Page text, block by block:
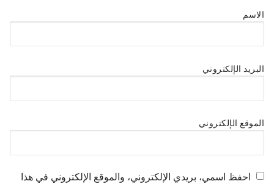
الاسم
البريد الإلكتروني
الموقع الإلكتروني
احفظ اسمي، بريدي الإلكتروني، والموقع الإلكتروني في هذا